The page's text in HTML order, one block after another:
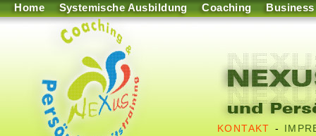
Home Systemische Ausbildung Coaching Business
KONTAKT -